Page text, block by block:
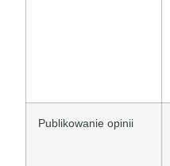
Publikowanie opinii